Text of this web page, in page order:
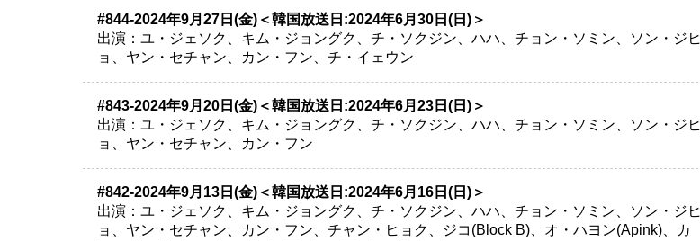
#844-2024年9月27日(金)＜韓国放送日:2024年6月30日(日)＞
出演：ユ・ジェソク、キム・ジョングク、チ・ソクジン、ハハ、チョン・ソミン、ソン・ジヒ
ョ、ヤン・セチャン、カン・フン、チ・イェウン
#843-2024年9月20日(金)＜韓国放送日:2024年6月23日(日)＞
出演：ユ・ジェソク、キム・ジョングク、チ・ソクジン、ハハ、チョン・ソミン、ソン・ジヒ
ョ、ヤン・セチャン、カン・フン
#842-2024年9月13日(金)＜韓国放送日:2024年6月16日(日)＞
出演：ユ・ジェソク、キム・ジョングク、チ・ソクジン、ハハ、チョン・ソミン、ソン・ジヒ
ョ、ヤン・セチャン、カン・フン、チャン・ヒョク、ジコ(Block B)、オ・ハヨン(Apink)、カ